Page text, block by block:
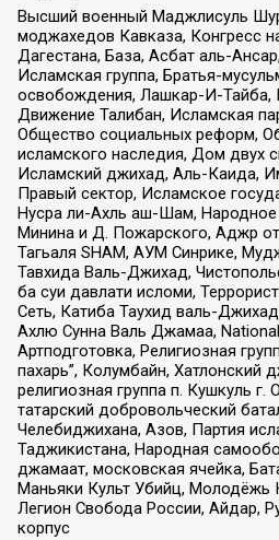
Высший военный Маджлисуль
моджахедов Кавказа, Конгресс
Дагестана, База, Асбат аль-
Исламская группа, Братья-
освобождения, Лашкар-И-Тайба,
Движение Талибан, Исламская
Общество социальных реформ,
исламского наследия, Дом
Исламский джихад, Аль-Каида,
Правый сектор, Исламское
Нусра ли-Ахль аш-Шам, Народное
Минина и Д. Пожарского, Аджр от
Тагьаля SHAM, АУМ Синрике,
Тавхида Валь-Джихад,
ба суи давлати исломи,
Сеть, Катиба Таухид валь-
Ахлю Сунна Валь Джамаа,
Артподготовка, Религиозная
пахарь”, Колумбайн, Хатлонский
религиозная группа п. Кушкуль
татарский добровольческий
Челебиджихана, Азов, Партия
Таджикистана, Народная
джамаат, московская ячейка,
Маньяки Культ Убийц, Молодёжь
Легион Свобода России, Айдар,
корпус